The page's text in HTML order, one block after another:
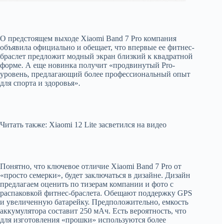
О предстоящем выходе Xiaomi Band 7 Pro компания
объявила официально и обещает, что впервые ее фитнес-
браслет предложит модный экран близкий к квадратной
форме. А еще новинка получит «продвинутый Pro-
уровень, предлагающий более профессиональный опыт
для спорта и здоровья».
Читать также: Xiaomi 12 Lite засветился на видео
Понятно, что ключевое отличие Xiaomi Band 7 Pro от
«просто семерки», будет заключаться в дизайне. Дизайн
предлагаем оценить по тизерам компании и фото с
распаковкой фитнес-браслета. Обещают поддержку GPS
и увеличенную батарейку. Предположительно, емкость
аккумулятора составит 250 мАч. Есть вероятность, что
для изготовления «прошки» используются более